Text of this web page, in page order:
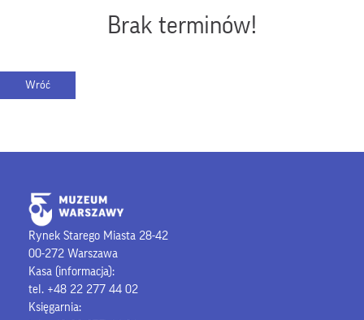
Brak terminów!
Rynek Starego Miasta 28-42
00-272 Warszawa
Kasa (informacja):
tel. +48 22 277 44 02
Księgarnia: